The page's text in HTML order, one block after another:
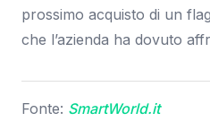
prossimo acquisto di un
che l’azienda ha dovuto
Fonte: SmartWorld.it